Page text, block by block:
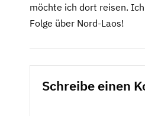
möchte ich dort reisen.
Folge über Nord-Laos!
Schreibe einen